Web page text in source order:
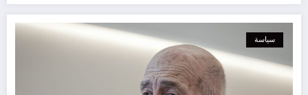
سياسة